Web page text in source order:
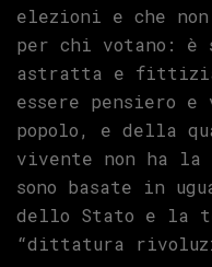
elezioni e che non
per chi votano: è
astratta e fittizia
essere pensiero
popolo, e della
vivente non ha
sono basate in
dello Stato e la
“dittatura